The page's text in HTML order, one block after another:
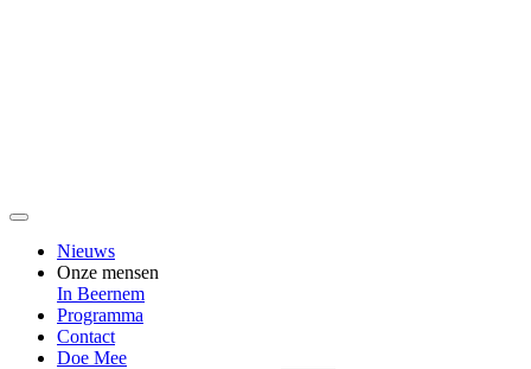
Nieuws
Onze mensen
In Beernem
Programma
Contact
Doe Mee